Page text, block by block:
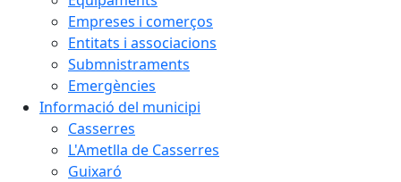
Empreses i comerços
Entitats i associacions
Submnistraments
Emergències
Informació del municipi
Casserres
L'Ametlla de Casserres
Guixaró